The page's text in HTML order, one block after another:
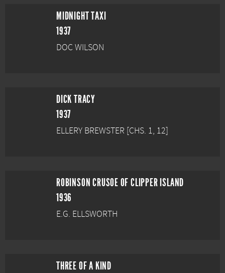
MIDNIGHT TAXI
1937
DOC WILSON
DICK TRACY
1937
ELLERY BREWSTER [CHS. 1, 12]
ROBINSON CRUSOE OF CLIPPER ISLAND
1936
E.G. ELLSWORTH
THREE OF A KIND